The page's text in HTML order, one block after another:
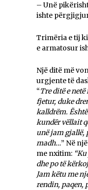
– Unë
ishte
Trimëria e tij
e armatosur
Një ditë më
urgjente të
“Tre ditë e
fjetur, duke
kalldrëm.
kundër vëllait
unë jam gjallë,
madh…” Në
me nxitim:
dhe po të
Jam këtu me
rendin, paqen,